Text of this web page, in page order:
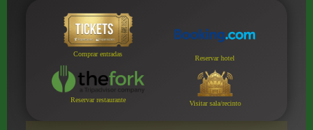
Comprar entradas
Reservar hotel
Reservar restaurante Visitar sala/recinto